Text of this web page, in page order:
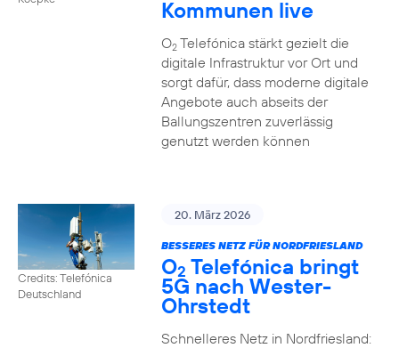
Kommunen live
O2Telefónica stärkt gezielt die
digitale Infrastruktur vor Ort und
sorgt dafür, dass moderne digitale
Angebote auch abseits der
Ballungszentren zuverlässig
genutzt werden können
Credits: Telefónica
Deutschland
20. März 2026
BESSERES NETZ FÜR NORDFRIESLAND
O2 Telefónica bringt
5G nach Wester-
Ohrstedt
Schnelleres Netz in Nordfriesland: